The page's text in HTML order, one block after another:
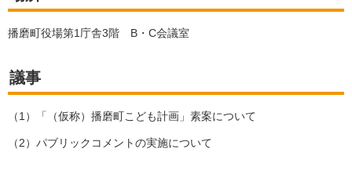
播磨町役場第1庁舎3階 B・C会議室
議事
（1）「（仮称）播磨町こども計画」素案について
（2）パブリックコメントの実施について